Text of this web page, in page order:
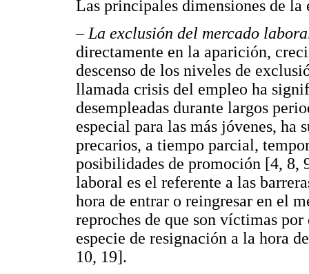
Las principales dimensiones de
– La exclusión del mercado
directamente en la aparición,
descenso de los niveles de
llamada crisis del empleo ha
desempleadas durante largos
especial para las más jóvenes, ha
precarios, a tiempo parcial,
posibilidades de promoción [4, 8,
laboral es el referente a las
hora de entrar o reingresar en el
reproches de que son víctimas
especie de resignación a la hora
10, 19].